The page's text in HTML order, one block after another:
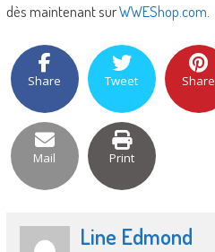
dès maintenant surWWEShop.com.
Share Tweet Share
Mail Print
Line Edmond